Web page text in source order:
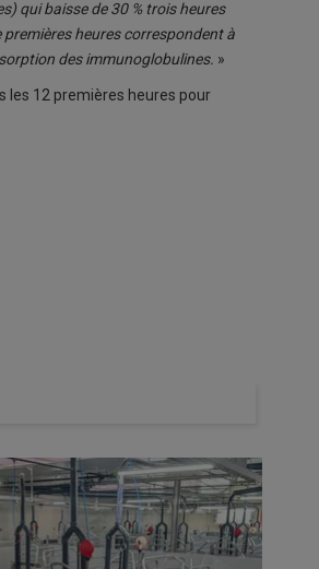
qui baisse de 30 % trois heures
premières heures correspondent à
des immunoglobulines. »
les 12 premières heures pour